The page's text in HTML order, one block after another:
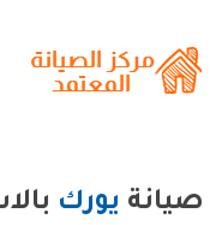
صيانة يورك